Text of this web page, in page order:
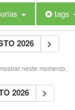
tags
2026
neste momento.
2026